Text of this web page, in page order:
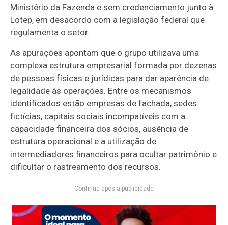
Ministério da Fazenda e sem credenciamento junto à
Lotep, em desacordo com a legislação federal que
regulamenta o setor.
As apurações apontam que o grupo utilizava uma
complexa estrutura empresarial formada por dezenas
de pessoas físicas e jurídicas para dar aparência de
legalidade às operações. Entre os mecanismos
identificados estão empresas de fachada, sedes
fictícias, capitais sociais incompatíveis com a
capacidade financeira dos sócios, ausência de
estrutura operacional e a utilização de
intermediadores financeiros para ocultar patrimônio e
dificultar o rastreamento dos recursos.
Continua após a publicidade